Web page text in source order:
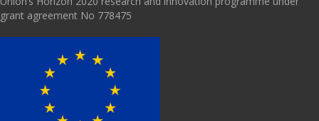
grant agreement No 778475